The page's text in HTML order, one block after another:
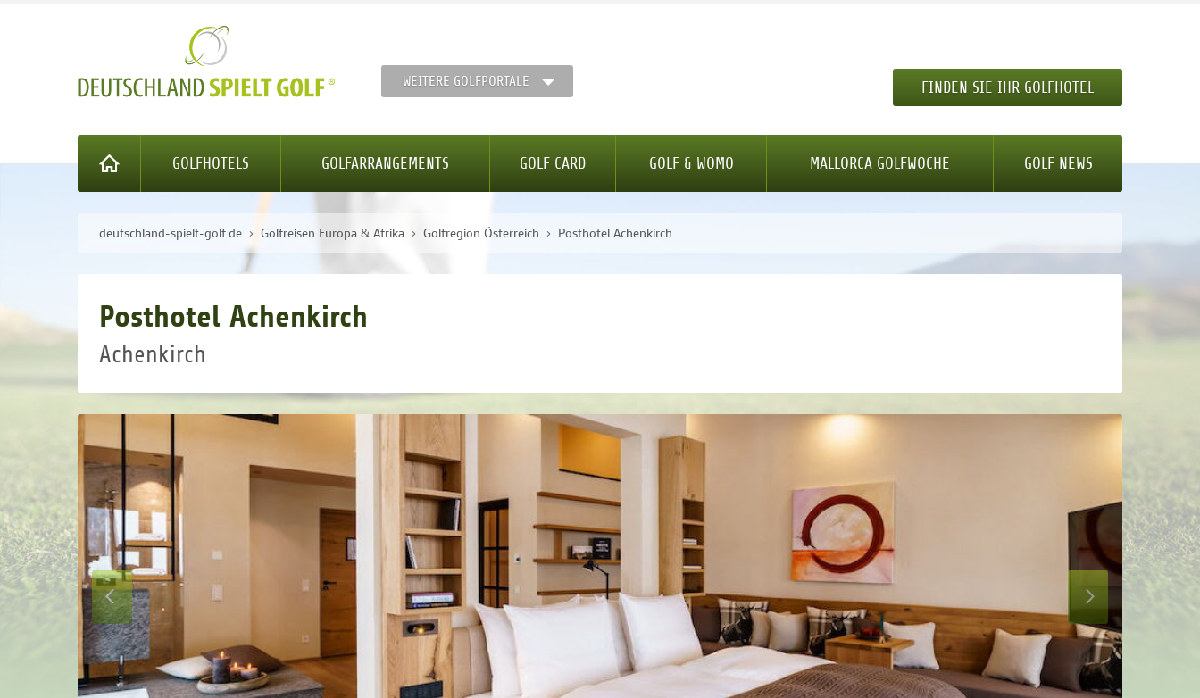
WEITERE GOLFPORTALE FINDEN SIE IHR GOLFHOTEL
GOLFHOTELS GOLFARRANGEMENTS GOLF CARD GOLF & WOMO MALLORCA GOLFWOCHE GOLF NEWS
deutschland-spielt-golf.de Golfreisen Europa & Afrika Golfregion Österreich Posthotel Achenkirch
Posthotel Achenkirch
Achenkirch